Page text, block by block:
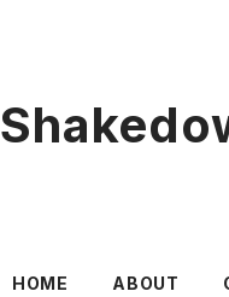
HOME ABOUT